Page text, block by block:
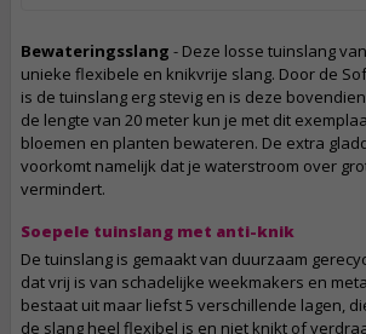
Bewateringsslang - Deze losse tuinslang
unieke flexibele en knikvrije slang. Door de
is de tuinslang erg stevig en is deze
de lengte van 20 meter kun je met dit
bloemen en planten bewateren. De extra
voorkomt namelijk dat je waterstroom over
vermindert.
Soepele tuinslang met anti-knik
De tuinslang is gemaakt van duurzaam
dat vrij is van schadelijke weekmakers en
bestaat uit maar liefst 5 verschillende lagen,
de slang heel flexibel is en niet knikt of